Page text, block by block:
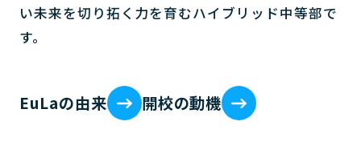
い未来を切り拓く力を育むハイブリッド中等部で
す。
EuLaの由来 開校の動機